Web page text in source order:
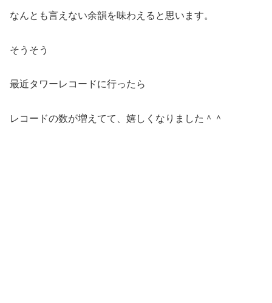
なんとも言えない余韻を味わえると思います。
そうそう
最近タワーレコードに行ったら
レコードの数が増えてて、嬉しくなりました＾＾